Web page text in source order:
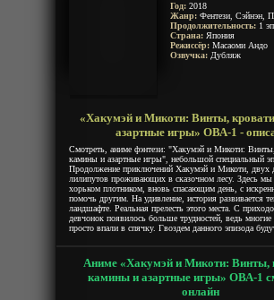
Год: 2018
Жанр: Фентези, Сэйнэн,
Продолжительность: 1
Страна: Япония
Режиссёр: Масаоми Андо
Озвучка: Дубляж
«Хакумэй и Микоти: Винты,
азартные игры» ОВА-1 -
Смотреть, аниме фэнтези: "Хакумэй и Микоти: Винты,
камины и азартные игры", небольшой специальный
Продолжение приключений Хакумэй и Микоти, двух
лилипутов проживающих в сказочном лесу. Здесь мы
хорьком плотником, вновь спасающим день, с
помочь другим. На удивление, история развивается
ландшафте. Реальная прелесть этого места. С
девчонок появилось больше трудностей, ведь
просто впали в спячку. Гвоздем данного эпизода
Аниме «Хакумэй и Микоти: Винты,
камины и азартные игры» ОВА-1
онлайн